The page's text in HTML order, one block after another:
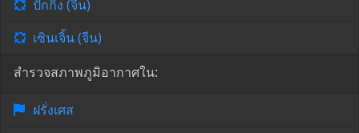
ปักกิ่ง (จีน)
เซินเจิ้น (จีน)
สำรวจสภาพภูมิอากาศใน:
ฝรั่งเศส